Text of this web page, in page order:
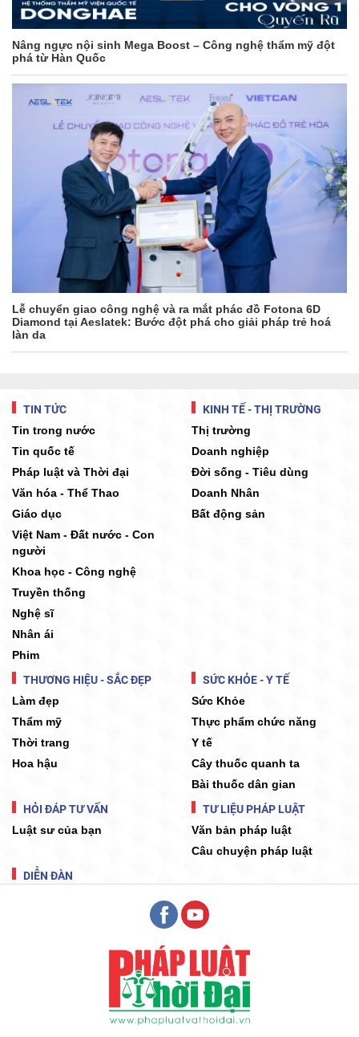
Nâng ngực nội sinh Mega Boost – Công nghệ thẩm mỹ đột
phá từ Hàn Quốc
Lễ chuyển giao công nghệ và ra mắt phác đồ Fotona 6D
Diamond tại Aeslatek: Bước đột phá cho giải pháp trẻ hoá
làn da
TIN TỨC
Tin trong nước
Tin quốc tế
Pháp luật và Thời đại
Văn hóa - Thể Thao
Giáo dục
Việt Nam - Đất nước - Con
người
Khoa học - Công nghệ
Truyền thống
Nghệ sĩ
Nhân ái
Phim
KINH TẾ - THỊ TRƯỜNG
Thị trường
Doanh nghiệp
Đời sống - Tiêu dùng
Doanh Nhân
Bất động sản
THƯƠNG HIỆU - SẮC ĐẸP
Làm đẹp
Thẩm mỹ
Thời trang
Hoa hậu
SỨC KHỎE - Y TẾ
Sức Khỏe
Thực phẩm chức năng
Y tế
Cây thuốc quanh ta
Bài thuốc dân gian
HỎI ĐÁP TƯ VẤN
Luật sư của bạn
TƯ LIỆU PHÁP LUẬT
Văn bản pháp luật
Câu chuyện pháp luật
DIỄN ĐÀN